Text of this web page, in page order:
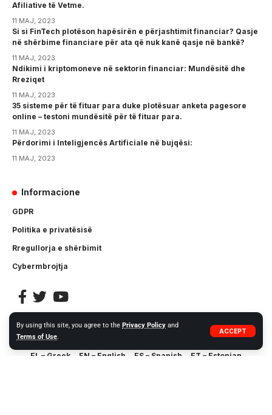
By using this site, you agree to the Privacy Policy and
Terms of Use.
ACCEPT
Afiliative të Vetme.
11 MAJ, 2023
Si si FinTech plotëson hapësirën e përjashtimit financiar? Qasje
në shërbime financiare për ata që nuk kanë qasje në bankë?
11 MAJ, 2023
Ndikimi i kriptomoneve në sektorin financiar: Mundësitë dhe
Rreziqet
11 MAJ, 2023
35 sisteme për të fituar para duke plotësuar anketa pagesore
online – testoni mundësitë për të fituar para.
11 MAJ, 2023
Përdorimi i Inteligjencës Artificiale në bujqësi:
11 MAJ, 2023
Informacione
GDPR
Politika e privatësisë
Rregullorja e shërbimit
Cybermbrojtja
BG – Bulgarian
EL – Greek
EN – English ES – Spanish
ET – Estonian